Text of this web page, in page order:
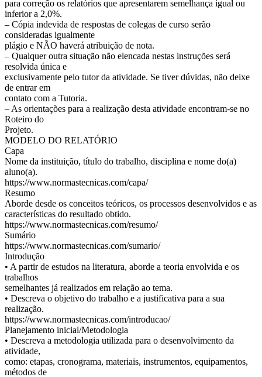
para correção os relatórios que apresentarem semelhança igual ou
inferior a 2,0%.
– Cópia indevida de respostas de colegas de curso serão
consideradas igualmente
plágio e NÃO haverá atribuição de nota.
– Qualquer outra situação não elencada nestas instruções será
resolvida única e
exclusivamente pelo tutor da atividade. Se tiver dúvidas, não deixe
de entrar em
contato com a Tutoria.
– As orientações para a realização desta atividade encontram-se no
Roteiro do
Projeto.
MODELO DO RELATÓRIO
Capa
Nome da instituição, título do trabalho, disciplina e nome do(a)
aluno(a).
https://www.normastecnicas.com/capa/
Resumo
Aborde desde os conceitos teóricos, os processos desenvolvidos e as
características do resultado obtido.
https://www.normastecnicas.com/resumo/
Sumário
https://www.normastecnicas.com/sumario/
Introdução
• A partir de estudos na literatura, aborde a teoria envolvida e os
trabalhos
semelhantes já realizados em relação ao tema.
• Descreva o objetivo do trabalho e a justificativa para a sua
realização.
https://www.normastecnicas.com/introducao/
Planejamento inicial/Metodologia
• Descreva a metodologia utilizada para o desenvolvimento da
atividade,
como: etapas, cronograma, materiais, instrumentos, equipamentos,
métodos de